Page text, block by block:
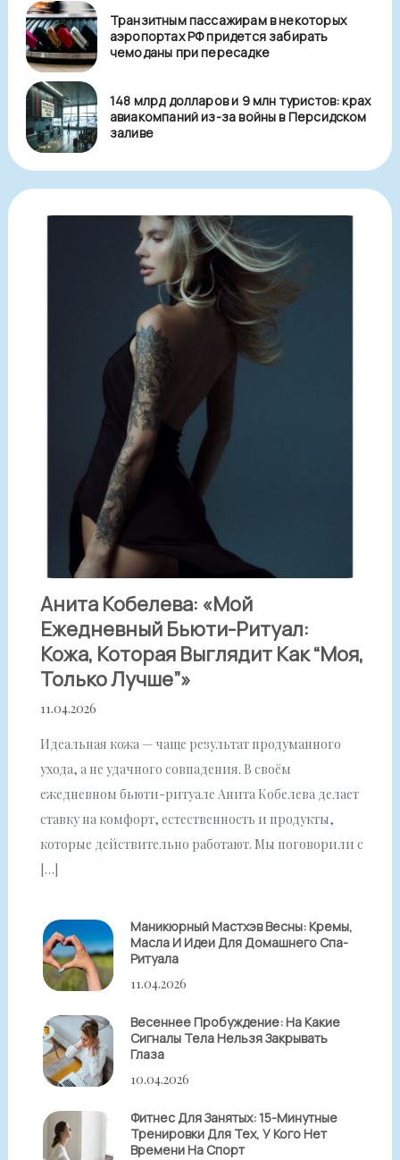
Транзитным пассажирам в некоторых
аэропортах РФ придется забирать
чемоданы при пересадке
148 млрд долларов и 9 млн туристов: крах
авиакомпаний из-за войны в Персидском
заливе
Анита Кобелева: «Мой
Ежедневный Бьюти-Ритуал:
Кожа, Которая Выглядит Как “моя,
Только Лучше”»
11.04.2026
Идеальная кожа — чаще результат продуманного
ухода, а не удачного совпадения. В своём
ежедневном бьюти-ритуале Анита Кобелева делает
ставку на комфорт, естественность и продукты,
которые действительно работают. Мы поговорили с
[…]
Маникюрный Мастхэв Весны: Кремы,
Масла И Идеи Для Домашнего Спа-
Ритуала
11.04.2026
Весеннее Пробуждение: На Какие
Сигналы Тела Нельзя Закрывать
Глаза
10.04.2026
Фитнес Для Занятых: 15-Минутные
Тренировки Для Тех, У Кого Нет
Времени На Спорт